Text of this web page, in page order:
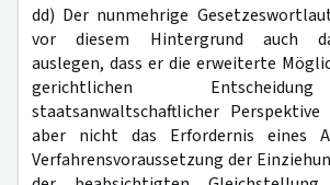
dd) Der nunmehrige
vor diesem Hintergrund auch
auslegen, dass er die erweiterte
gerichtlichen
staatsanwaltschaftlicher Perspektive
aber nicht das Erfordernis eines
Verfahrensvoraussetzung der